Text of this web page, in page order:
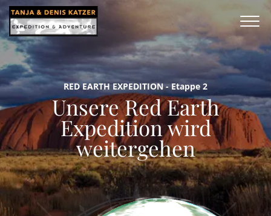
RED EARTH EXPEDITION - Etappe 2
Unsere Red Earth
Expedition wird
weitergehen